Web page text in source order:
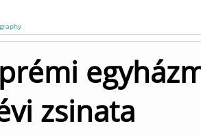
zsinata